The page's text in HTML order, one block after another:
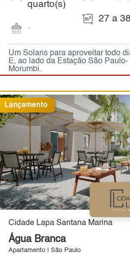
quarto(s)
-
27 a
Um Solaris para aproveitar todo
E, ao lado da Estação São Paulo-
Morumbi.
Lançamento
Cidade Lapa Santana Marina
Água Branca
Apartamento | São Paulo